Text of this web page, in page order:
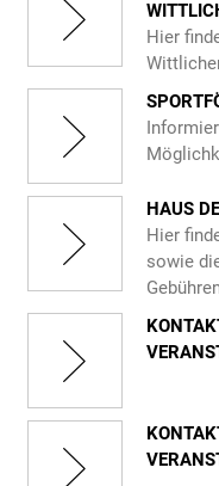
Hier
HAUS
Hier
sowie